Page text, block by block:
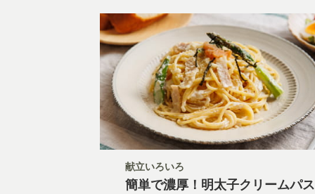
献立いろいろ
簡単で濃厚！明太子クリームパ